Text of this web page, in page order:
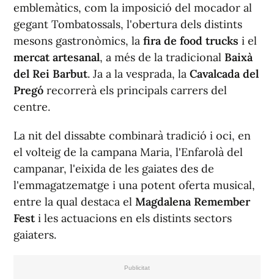
emblemàtics, com la imposició del mocador al
gegant Tombatossals, l'obertura dels distints
mesons gastronòmics, la fira de food trucks i el
mercat artesanal, a més de la tradicional Baixà
del Rei Barbut. Ja a la vesprada, la Cavalcada del
Pregó recorrerà els principals carrers del
centre.
La nit del dissabte combinarà tradició i oci, en
el volteig de la campana Maria, l'Enfarolà del
campanar, l'eixida de les gaiates des de
l'emmagatzematge i una potent oferta musical,
entre la qual destaca el Magdalena Remember
Festi les actuacions en els distints sectors
gaiaters.